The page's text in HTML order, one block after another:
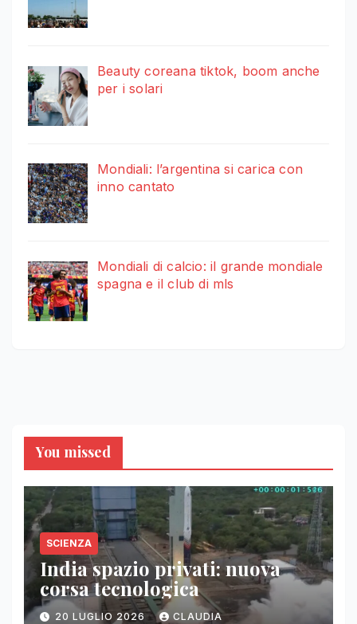
Beauty coreana tiktok, boom anche
per i solari
Mondiali: l’argentina si carica con
inno cantato
Mondiali di calcio: il grande mondiale
spagna e il club di mls
You missed
SCIENZA
India spazio privati: nuova
corsa tecnologica
20 LUGLIO 2026 CLAUDIA